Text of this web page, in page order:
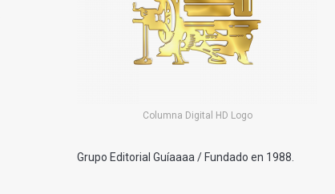
Columna Digital HD Logo
Grupo Editorial Guíaaaa / Fundado en 1988.